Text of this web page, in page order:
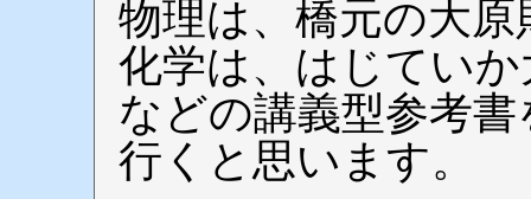
物理は、橋元の大原
化学は、はじてい
などの講義型参考
行くと思います。